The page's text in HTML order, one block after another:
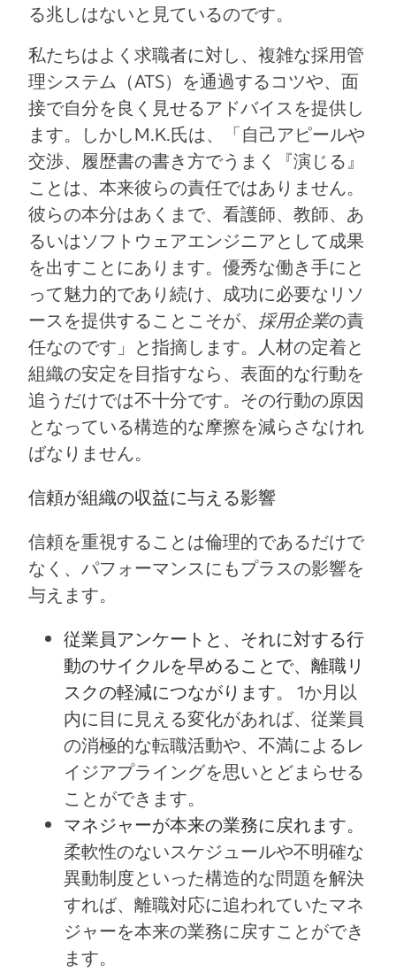
る兆しはないと見ているのです。
私たちはよく求職者に対し、複雑な採用管
理システム（ATS）を通過するコツや、面
接で自分を良く見せるアドバイスを提供し
ます。しかしM.K.氏は、「自己アピールや
交渉、履歴書の書き方でうまく『演じる』
ことは、本来彼らの責任ではありません。
彼らの本分はあくまで、看護師、教師、あ
るいはソフトウェアエンジニアとして成果
を出すことにあります。優秀な働き手にと
って魅力的であり続け、成功に必要なリソ
ースを提供することこそが、 採用企業の責
任なのです」と指摘します。人材の定着と
組織の安定を目指すなら、表面的な行動を
追うだけでは不十分です。その行動の原因
となっている構造的な摩擦を減らさなけれ
ばなりません。
信頼が組織の収益に与える影響
信頼を重視することは倫理的であるだけで
なく、パフォーマンスにもプラスの影響を
与えます。
従業員アンケートと、それに対する行
動のサイクルを早めることで、離職リ
スクの軽減につながります。
1か月以
内に目に見える変化があれば、従業員
の消極的な転職活動や、不満によるレ
イジアプライングを思いとどまらせる
ことができます。
マネジャーが本来の業務に戻れます。
柔軟性のないスケジュールや不明確な
異動制度といった構造的な問題を解決
すれば、離職対応に追われていたマネ
ジャーを本来の業務に戻すことができ
ます。